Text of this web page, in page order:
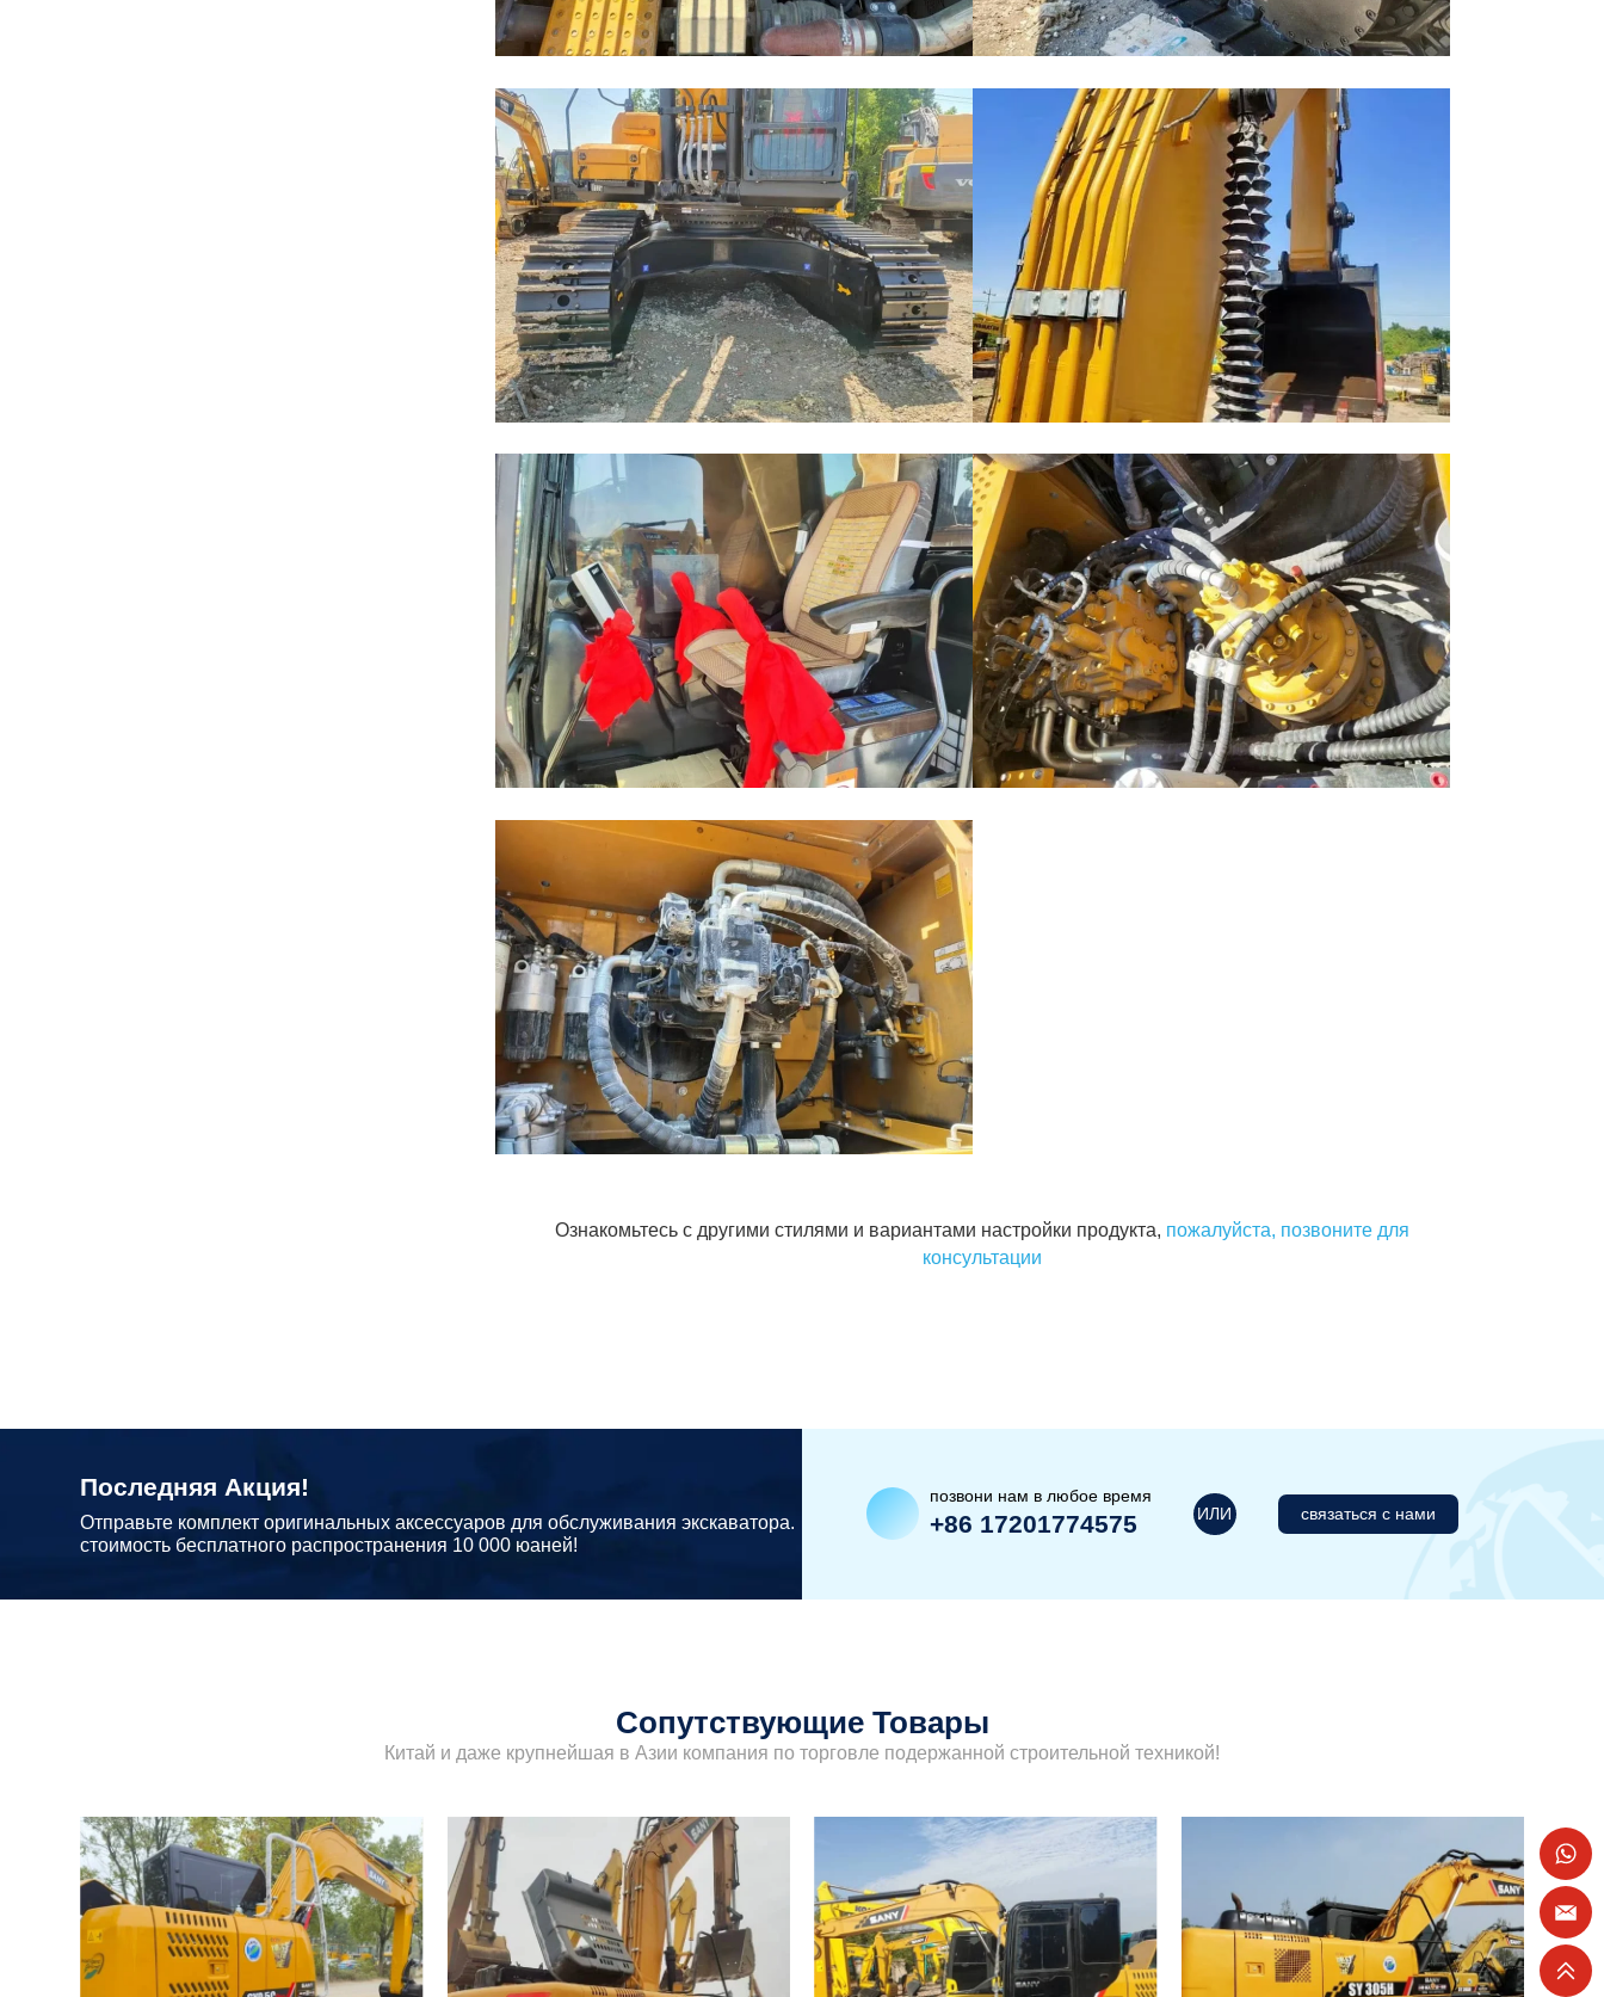
Ознакомьтесь с другими стилями и вариантами настройки продукта, пожалуйста, позвоните для
консультации
Последняя Акция!
Отправьте комплект оригинальных аксессуаров для обслуживания экскаватора.
стоимость бесплатного распространения 10 000 юаней!
позвони нам в любое время
+86 17201774575 ИЛИ связаться с нами
Сопутствующие Товары
Китай и даже крупнейшая в Азии компания по торговле подержанной строительной техникой!